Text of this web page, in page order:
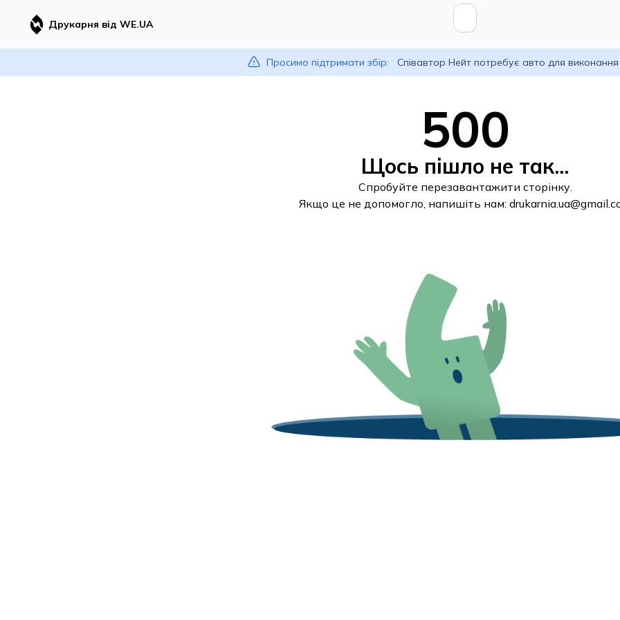
Друкарня від WE.UA
Просимо підтримати збір: Співавтор Нейт потребує авто для
500
Щось пішло не так...
Спробуйте перезавантажити сторінку.
Якщо це не допомогло, напишіть нам: